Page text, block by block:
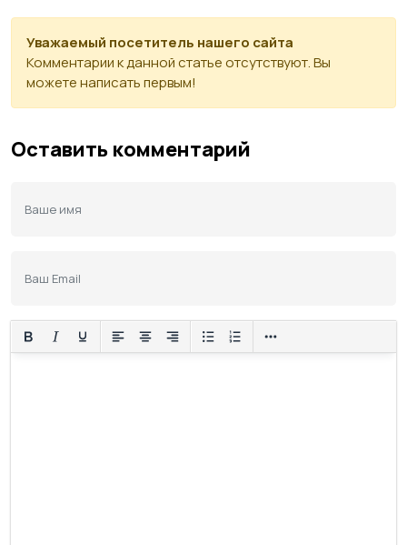
Уважаемый посетитель нашего сайта
Комментарии к данной статье отсутствуют. Вы
можете написать первым!
Оставить комментарий